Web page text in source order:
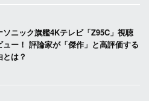
ソニック旗艦4Kテレビ「Z95C」視聴
ュー！ 評論家が「傑作」と高評価する
とは？